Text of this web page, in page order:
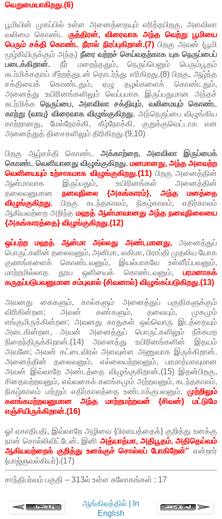
வெறுமையாகிறது.(6)
பூமியின் முகப்பில் உள்ள அனைத்தையும் எரித்தபிறகு, அளவிலா
வலிமை கொண்ட ருத்திரன், விரைவாக அந்த வெற்று பூமியை
பெரும் சக்தி கொண்ட நீரால் நிரப்புகிறான்.(7)பிறகு அவன் (பூமி
மூழ்கியிருக்கும் அந்த) நீரை வற்றச் செய்வதற்காக யுக நெருப்பைப்
படைக்கிறான். நீர் மறைந்ததும், நெருப்பெனும் பெரும்பூதம்
சுடர்மிக்கதாய் சீற்றத்துடன் தொடர்ந்து எரிகிறது.(8) பிறகு, ஆழ்ந்த
சக்தியைக் கொண்டதும், ஏழு தழல்களைக் கொண்டதும்,
அனைத்து உயிரினங்களிலும் வெப்பமாக இருப்பதுமான அந்தச்
சுடர்மிக்கநெருப்பை, அளவிலா சக்தியும், வலிமையும் கொண்ட
காற்று {வாயு} விரைவாக விழுங்குகிறது. அந்நெருப்பை விழுங்கிய
காற்றானது, மேல்நோக்கி, கீழ்நோக்கி, குறுக்குவெட்டாக என
அனைத்துத் திசைகளிலும் திரிகிறது.(9,10)
பிறகு ஆழ்சக்தி கொண்ட அக்காற்றை, அளவிலா இருப்பைக்
கொண்ட வெளியானது விழுங்குகிறது. மனமானது, அந்த அளவற்ற
வெளியையும் உற்சாகமாக விழுங்குகிறது.(11)பிறகு அனைத்தின்
ஆன்மாவாக இருப்பதும், உயிரினங்கள் அனைத்தின்
தலைவனுமான நனவுநிலை {அகங்காரம்}, அந்த மனத்தை
விழுங்குகிறது. பிறகு கடந்தகாலம், நிகழ்காலம், எதிர்காலம்
ஆகியவற்றை அறிந்தமஹத் ஆன்மாவானது அந்த நனவுநிலையை
{அகங்காரத்தை} விழுங்குகிறது.(12)
ஒப்பற்ற மஹத் ஆன்மா அல்லது அண்டமானது,அனைத்துப்
பொருட்களின் தலைவனும், அனிமா, லகிமா, பிராப்தி முதலிய யோக
குணங்களைக் கொண்டவனும், இயல்பாகவே உள்ளீர்ப்பவனும்,
மாற்றமில்லாத தூய ஒளியைக் கொண்டவனும், பரமனாகக்
கருதப்படுபவனுமான சம்புவால் {சிவனால்} விழுங்கப்படுகிறது.(13)
அவனது கைகளும், கால்களும் அனைத்துப் பகுதிகளுக்கும்
விரிகின்றன; அவன் கண்களும், தலையும், முகமும்
எங்குமிருக்கின்றன; அவனது காதுகள் ஒவ்வொரு இடத்தையும்
அடைகின்றன, அவன் அனைத்துப் பொருட்களிலும் நீக்கமற
நிறைந்திருக்கிறான்.(14) அனைத்து உயிரினங்களின் இதயம்
அவனே; அவன் கட்டைவிரல் அளவுள்ள அணுவாக இருக்கிறான்.
அனைத்தின் தலைவனும், எல்லையற்றவனும், பரமாத்மாவுமான
அவன் இவ்வாறே அண்டத்தை விழுங்குகிறான்.(15) இதன்பிறகு,
சிதைவற்றவனும், எவ்வகைக் களங்கமும் அற்றவனும், கடந்தகாலம்,
நிகழ்காலம் மற்றும் எதிர்காலத்தை உண்டாக்குபவனும், முற்றிலும்
களங்கமற்றவனுமான அந்த மாற்றமற்றவன் {சிவன்} மட்டுமே
எஞ்சியிருக்கிறான்.(16)
ஓ! ஏகாதிபதி, இவ்வாறே அழிவை {பிரளயத்தைக்} குறித்து உனக்கு
நான் சொல்லிவிட்டேன். இனி அத்யாத்மா, அதிபூதம், அதிதெய்வம்
ஆகியவற்றைக் குறித்து உனக்குச் சொல்லப் போகிறேன்" என்றார்
{யாஜ்ஞவல்கியர்}.(17)
சாந்திபர்வம் பகுதி – 313ல் உள்ள சுலோகங்கள் : 17
ஆங்கிலத்தில் | In
English